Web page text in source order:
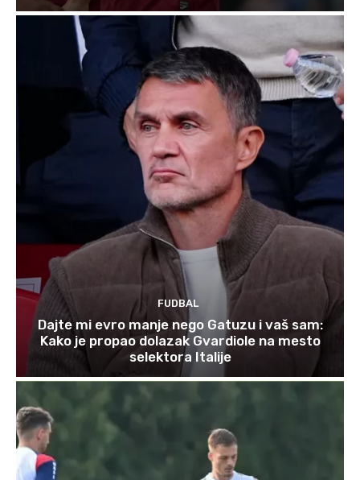
FUDBAL
Dajte mi evro manje nego Gatuzu i vaš sam:
Kako je propao dolazak Gvardiole na mesto
selektora Italije